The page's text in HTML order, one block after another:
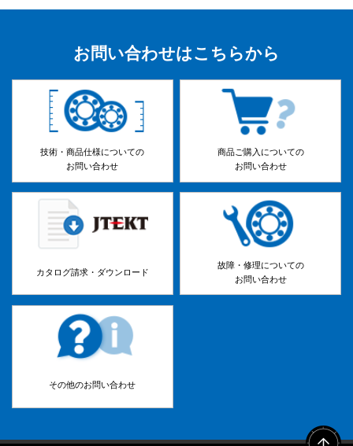
お問い合わせはこちらから
技術・商品仕様についての
お問い合わせ
商品ご購入についての
お問い合わせ
カタログ請求・ダウンロード
故障・修理についての
お問い合わせ
その他のお問い合わせ